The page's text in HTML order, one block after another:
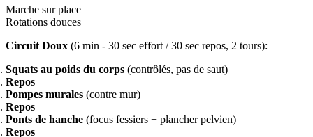
Marche sur place
Rotations douces
Circuit Doux (6 min - 30 sec effort / 30 sec repos, 2 tours):
Squats au poids du corps (contrôlés, pas de saut)
Repos
Pompes murales (contre mur)
Repos
Ponts de hanche (focus fessiers + plancher pelvien)
Repos